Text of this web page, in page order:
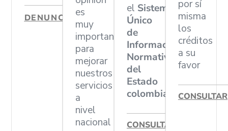
DENUNCIARes
muy
importante
para
mejorar
nuestros
servicios
a
nivel
nacional
el Sistema
Único
de
Información
Normativa
del
Estado
colombiano
CONSULTAR
por sí
misma
los
créditos
a su
favor
CONSULTAR